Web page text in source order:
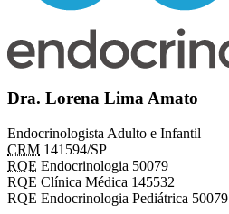
Dra. Lorena Lima Amato
Endocrinologista Adulto e Infantil
CRM 141594/SP
RQE Endocrinologia 50079
RQE Clínica Médica 145532
RQE Endocrinologia Pediátrica